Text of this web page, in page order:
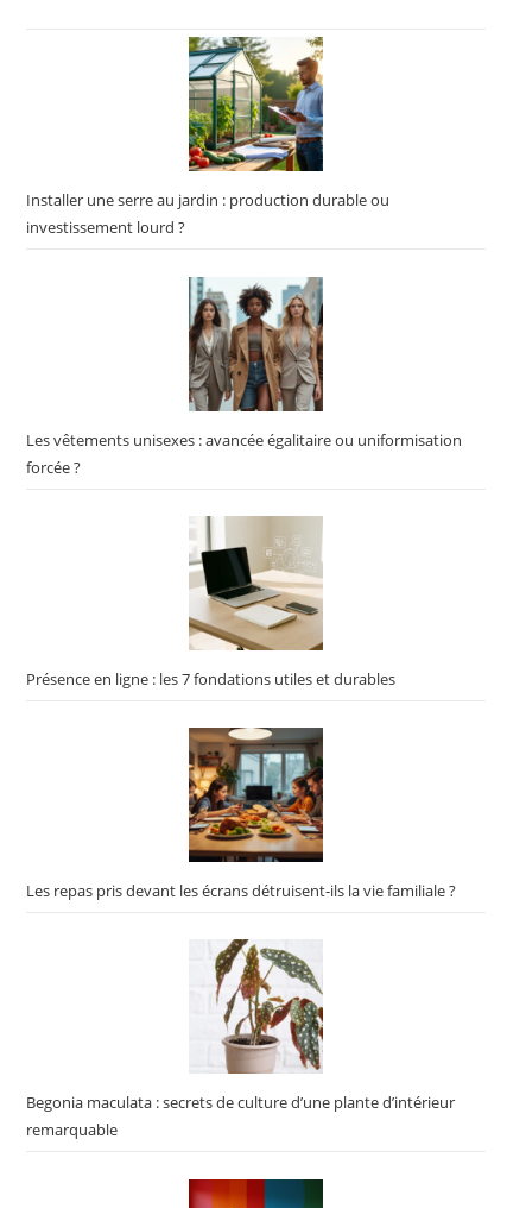
Installer une serre au jardin : production durable ou
investissement lourd ?
Les vêtements unisexes : avancée égalitaire ou uniformisation
forcée ?
Présence en ligne : les 7 fondations utiles et durables
Les repas pris devant les écrans détruisent-ils la vie familiale ?
Begonia maculata : secrets de culture d’une plante d’intérieur
remarquable